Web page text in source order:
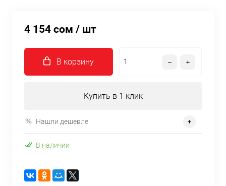
4 154 сом / шт
В корзину
Купить в 1 клик
Нашли дешевле
В наличии